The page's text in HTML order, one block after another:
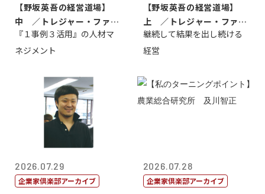
【野坂英吾の経営道場】
中 ／トレジャー・ファク
トリー社長野坂...
『１事例３活用』の人材マ
ネジメント
【野坂英吾の経営道場】
上 ／トレジャー・ファク
トリー社長野坂...
継続して結果を出し続ける
経営
2026.07.29
企業家倶楽部アーカイブ
2026.07.28
企業家倶楽部アーカイブ